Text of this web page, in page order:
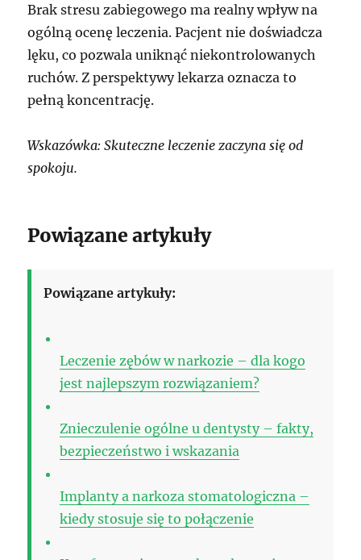
Brak stresu zabiegowego ma realny wpływ na
ogólną ocenę leczenia. Pacjent nie doświadcza
lęku, co pozwala uniknąć niekontrolowanych
ruchów. Z perspektywy lekarza oznacza to
pełną koncentrację.
Wskazówka: Skuteczne leczenie zaczyna się od
spokoju.
Powiązane artykuły
Powiązane artykuły:
Leczenie zębów w narkozie – dla kogo
jest najlepszym rozwiązaniem?
Znieczulenie ogólne u dentysty – fakty,
bezpieczeństwo i wskazania
Implanty a narkoza stomatologiczna –
kiedy stosuje się to połączenie